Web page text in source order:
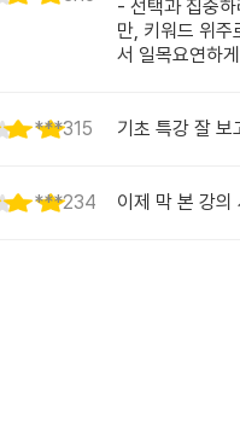
- 선택과 집중
만, 키워드 위
서 일목요연하
***315 기초 특강 잘 보
***234 이제 막 본 강의